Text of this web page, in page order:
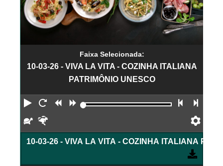
Faixa Selecionada:
10-03-26 - VIVA LA VITA - COZINHA ITALIANA
PATRIMÔNIO UNESCO
Reproduzir
Reiniciar
Retroceder
Avançar Faixa
Devagar
10-03-26 - VIVA LA VITA - COZINHA ITALIANA